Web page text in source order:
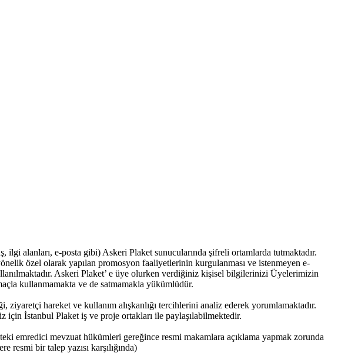
alanları, e-posta gibi) Askeri Plaket sunucularında şifreli ortamlarda tutmaktadır.
özel olarak yapılan promosyon faaliyetlerinin kurgulanması ve istenmeyen e-
Askeri Plaket’ e üye olurken verdiğiniz kişisel bilgilerinizi Üyelerimizin
kullanmamakta ve de satmamakla yükümlüdür.
hareket ve kullanım alışkanlığı tercihlerini analiz ederek yorumlamaktadır.
İstanbul Plaket iş ve proje ortakları ile paylaşılabilmektedir.
emredici mevzuat hükümleri gereğince resmi makamlara açıklama yapmak zorunda
bir talep yazısı karşılığında)